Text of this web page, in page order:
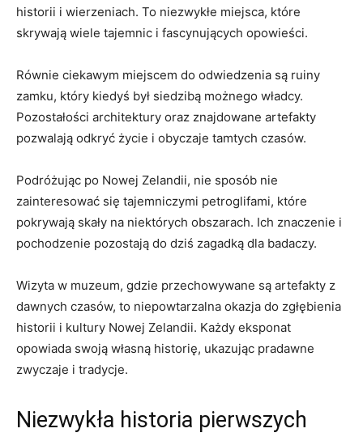
historii i wierzeniach. ⁢To niezwykłe ​miejsca, które
skrywają wiele tajemnic i fascynujących opowieści.
Równie ciekawym miejscem do odwiedzenia są ruiny
zamku, który kiedyś był siedzibą​ możnego władcy.
Pozostałości ⁤architektury‍ oraz ⁣znajdowane artefakty
pozwalają odkryć życie i obyczaje tamtych czasów.
Podróżując po Nowej Zelandii, nie sposób nie
zainteresować się tajemniczymi petroglifami,⁣ które
pokrywają skały na niektórych obszarach. Ich znaczenie ‍i
pochodzenie ​pozostają do ‍dziś zagadką ‍dla badaczy.
Wizyta ⁣w muzeum, gdzie przechowywane są artefakty z
dawnych ‍czasów, to ⁣niepowtarzalna okazja do zgłębienia
historii ​i ⁢kultury ⁢Nowej⁢ Zelandii. Każdy eksponat
opowiada swoją własną historię, ⁤ukazując pradawne
zwyczaje i tradycje.
Niezwykła historia pierwszych